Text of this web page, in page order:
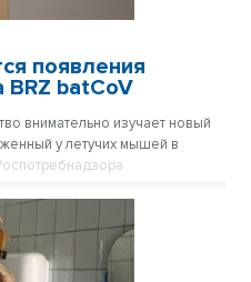
появления
BRZ batCoV
внимательно изучает новый
у летучих мышей в